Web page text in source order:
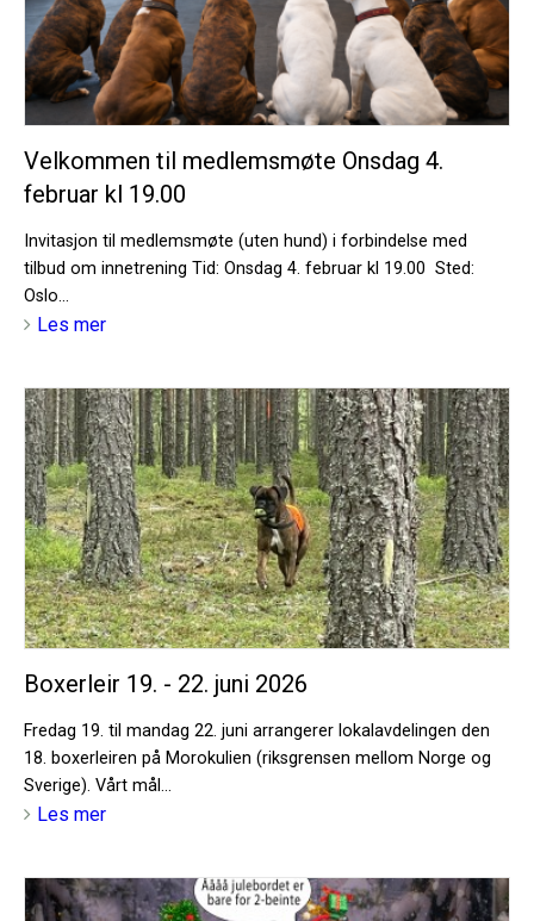
Velkommen til medlemsmøte Onsdag 4.
februar kl 19.00
Invitasjon til medlemsmøte (uten hund) i forbindelse med
tilbud om innetrening Tid: Onsdag 4. februar kl 19.00 Sted:
Oslo...
Les mer
Boxerleir 19. - 22. juni 2026
Fredag 19. til mandag 22. juni arrangerer lokalavdelingen den
18. boxerleiren på Morokulien (riksgrensen mellom Norge og
Sverige). Vårt mål...
Les mer